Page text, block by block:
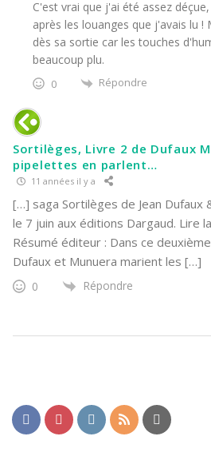
C'est vrai que j'ai été assez
après les louanges que j'avais lu
dès sa sortie car les touches
beaucoup plu.
0 Répondre
Sortilèges, Livre 2 de Dufaux
pipelettes en parlent…
11 années il y a
[…] saga Sortilèges de Jean Dufaux
le 7 juin aux éditions Dargaud. Lire
Résumé éditeur : Dans ce
Dufaux et Munuera marient les […]
0 Répondre